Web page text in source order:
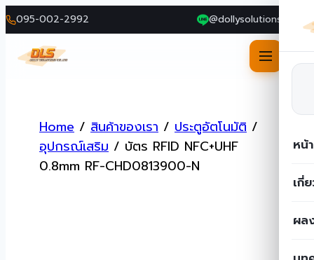
095-002-2992 @dollysolutions
หน้
เกี่
ผล
contentHome / สินค้าของเรา / ประตูอัตโนมัติ /
อุปกรณ์เสริม / บัตร RFID NFC+UHF
0.8mm RF-CHD0813900-N